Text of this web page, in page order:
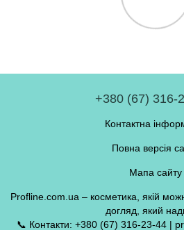
+380 (67) 316-
Контактна
Повна версія
Мапа сайту
Profline.com.ua – косметика, якій
догляд, який
📞 Контакти: +380 (67) 316-23-44 |